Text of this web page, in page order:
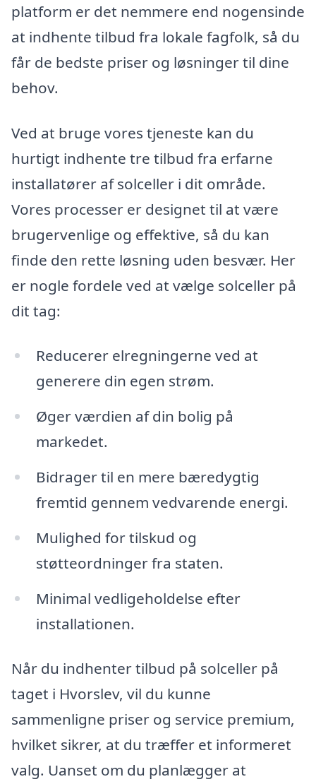
platform er det nemmere end nogensinde
at indhente tilbud fra lokale fagfolk, så du
får de bedste priser og løsninger til dine
behov.
Ved at bruge vores tjeneste kan du
hurtigt indhente tre tilbud fra erfarne
installatører af solceller i dit område.
Vores processer er designet til at være
brugervenlige og effektive, så du kan
finde den rette løsning uden besvær. Her
er nogle fordele ved at vælge solceller på
dit tag:
Reducerer elregningerne ved at
generere din egen strøm.
Øger værdien af din bolig på
markedet.
Bidrager til en mere bæredygtig
fremtid gennem vedvarende energi.
Mulighed for tilskud og
støtteordninger fra staten.
Minimal vedligeholdelse efter
installationen.
Når du indhenter tilbud på solceller på
taget i Hvorslev, vil du kunne
sammenligne priser og service premium,
hvilket sikrer, at du træffer et informeret
valg. Uanset om du planlægger at